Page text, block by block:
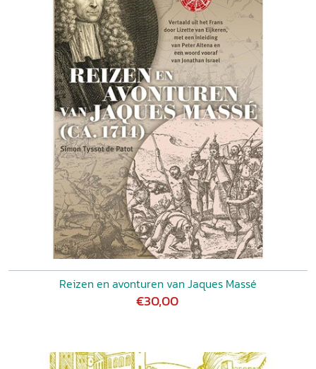
Reizen en avonturen van Jaques Massé
€30,00